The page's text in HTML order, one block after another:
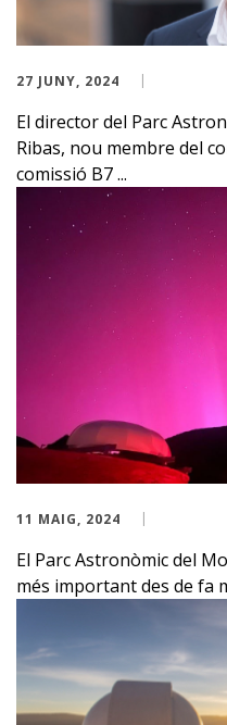
27 JUNY, 2024
El director del Parc
Ribas, nou membre del
comissió B7 ...
11 MAIG, 2024
El Parc Astronòmic del
més important des de fa